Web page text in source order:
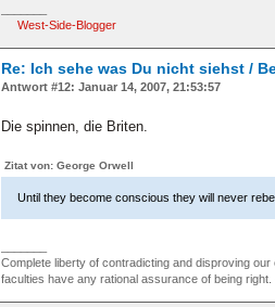
West-Side-Blogger
Re: Ich sehe was Du nicht siehst /
Antwort #12: Januar 14, 2007, 21:53:57
Die spinnen, die Briten.
Zitat von: George Orwell
Until they become conscious they will never
Complete liberty of contradicting and disproving
faculties have any rational assurance of being